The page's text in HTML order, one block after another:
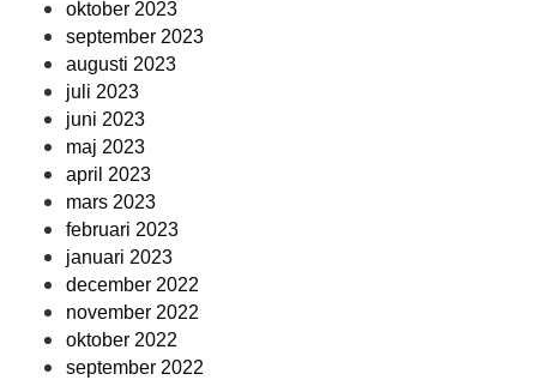
oktober 2023
september 2023
augusti 2023
juli 2023
juni 2023
maj 2023
april 2023
mars 2023
februari 2023
januari 2023
december 2022
november 2022
oktober 2022
september 2022